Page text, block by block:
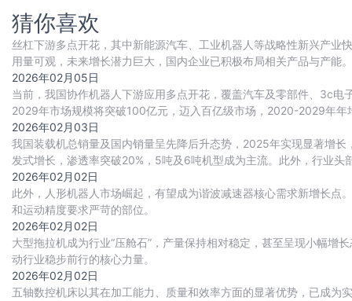
猜你喜欢
丝杠下游多点开花，其中新能源汽车、工业机器人等战略性新兴产
用量可观，未来增长潜力巨大，国内企业已积极布局相关产品与产
建设实现多重突破，推动行业国产替代进程持续加
2026年02月05日
当前，我国协作机器人下游应用多点开花，覆盖汽车及零部件、3c
2029年市场规模将突破100亿元，迈入百亿级市场，2020-2029年
2026年02月03日
我国装载机总销量及国内销量呈先降后升态势，2025年实现显著增
发式增长，渗透率突破20%，5吨及6吨机型成为主流。此外，行业
2026年02月02日
此外，人形机器人市场崛起，有望成为谐波减速器核心需求新增长
和运动精度要求严苛的部位。
2026年02月02日
大型拖拉机成为行业“压舱石”，产量保持相对稳定，甚至呈现小幅
动行业稳步前行的核心力量。
2026年02月02日
五轴数控机床以其在加工能力、质量和效率方面的显著优势，已成